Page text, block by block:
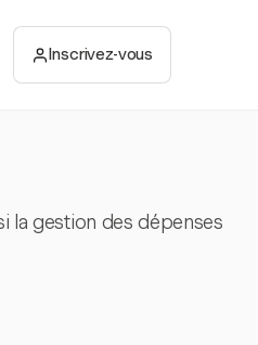
Inscrivez-vous
la gestion des dépenses